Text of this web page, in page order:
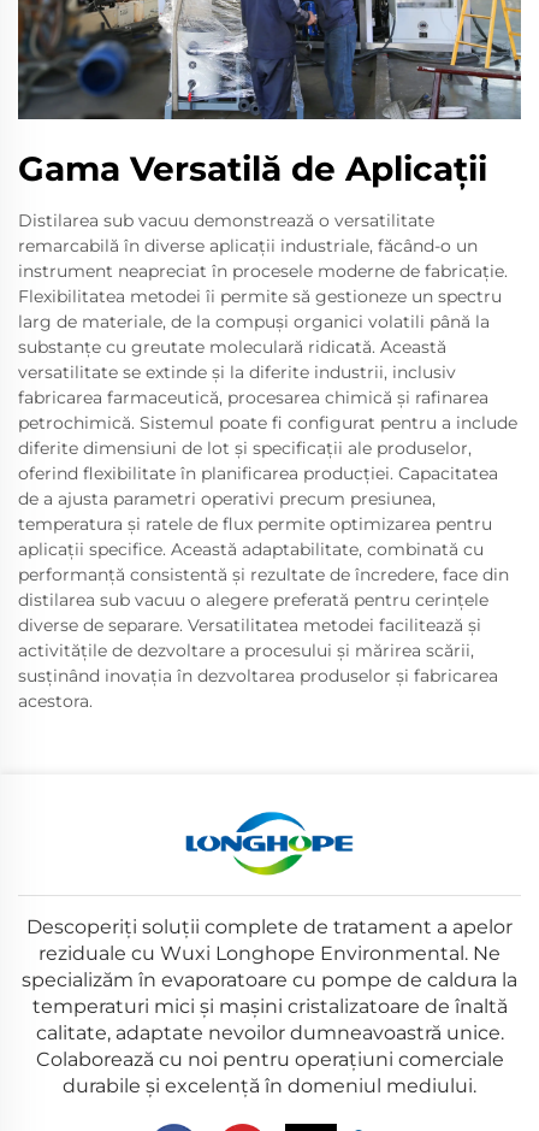
Gama Versatilă de Aplicații
Distilarea sub vacuu demonstrează o versatilitate
remarcabilă în diverse aplicații industriale, făcând-o un
instrument neapreciat în procesele moderne de fabricație.
Flexibilitatea metodei îi permite să gestioneze un spectru
larg de materiale, de la compuși organici volatili până la
substanțe cu greutate moleculară ridicată. Această
versatilitate se extinde și la diferite industrii, inclusiv
fabricarea farmaceutică, procesarea chimică și rafinarea
petrochimică. Sistemul poate fi configurat pentru a include
diferite dimensiuni de lot și specificații ale produselor,
oferind flexibilitate în planificarea producției. Capacitatea
de a ajusta parametri operativi precum presiunea,
temperatura și ratele de flux permite optimizarea pentru
aplicații specifice. Această adaptabilitate, combinată cu
performanță consistentă și rezultate de încredere, face din
distilarea sub vacuu o alegere preferată pentru cerințele
diverse de separare. Versatilitatea metodei facilitează și
activitățile de dezvoltare a procesului și mărirea scării,
susținând inovația în dezvoltarea produselor și fabricarea
acestora.
Descoperiți soluții complete de tratament a apelor
reziduale cu Wuxi Longhope Environmental. Ne
specializăm în evaporatoare cu pompe de caldura la
temperaturi mici și mașini cristalizatoare de înaltă
calitate, adaptate nevoilor dumneavoastră unice.
Colaborează cu noi pentru operațiuni comerciale
durabile și excelență în domeniul mediului.